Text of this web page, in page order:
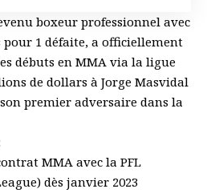
boxeur professionnel avec
1 défaite, a officiellement
débuts en MMA via la ligue
de dollars à Jorge Masvidal
premier adversaire dans la
MMA avec la PFL
dès janvier 2023